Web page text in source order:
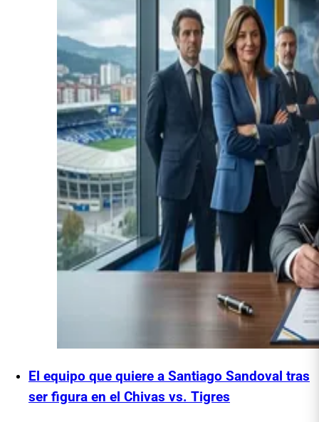
El equipo que quiere a Santiago Sandoval tras
ser figura en el Chivas vs. Tigres